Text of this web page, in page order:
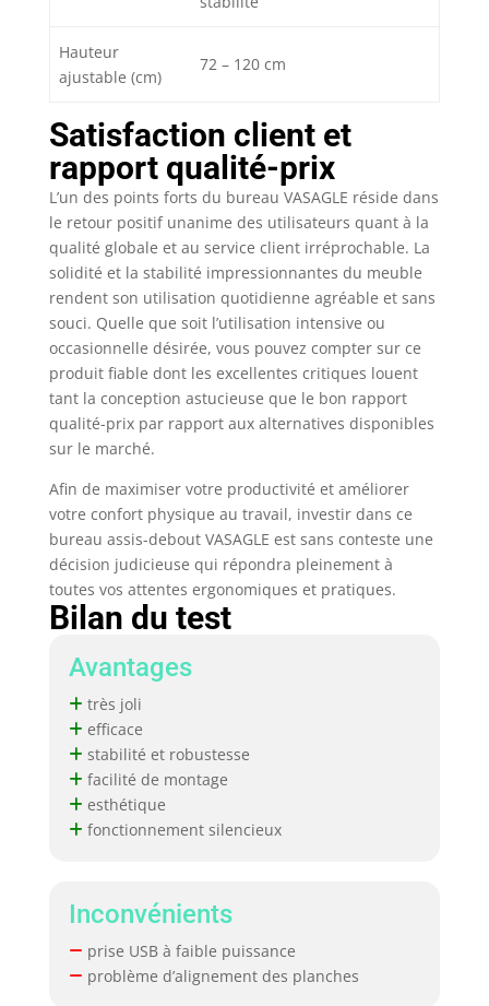
Hauteur
ajustable (cm)
72 – 120 cm
Satisfaction client et
rapport qualité-prix
L’un des points forts du bureau VASAGLE réside dans
le retour positif unanime des utilisateurs quant à la
qualité globale et au service client irréprochable. La
solidité et la stabilité impressionnantes du meuble
rendent son utilisation quotidienne agréable et sans
souci. Quelle que soit l’utilisation intensive ou
occasionnelle désirée, vous pouvez compter sur ce
produit fiable dont les excellentes critiques louent
tant la conception astucieuse que le bon rapport
qualité-prix par rapport aux alternatives disponibles
sur le marché.
Afin de maximiser votre productivité et améliorer
votre confort physique au travail, investir dans ce
bureau assis-debout VASAGLE est sans conteste une
décision judicieuse qui répondra pleinement à
toutes vos attentes ergonomiques et pratiques.
Bilan du test
Avantages
très joli
efficace
stabilité et robustesse
facilité de montage
esthétique
fonctionnement silencieux
Inconvénients
prise USB à faible puissance
problème d’alignement des planches